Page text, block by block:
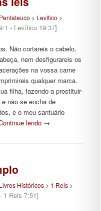
Pentateuco > Levítico >
- Levítico 19:37]
Não cortareis o cabelo,
nem desfigurareis os
na vossa carne
qualquer marca.
filha, fazendo-a prostituir-
não se encha de
e o meu santuário
lendo →
Livros Históricos> 1 Reis>
1 Reis 7:51]